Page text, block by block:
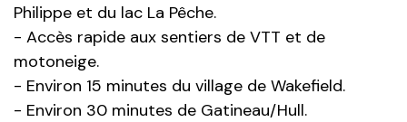
Philippe et du lac La Pêche.
- Accès rapide aux sentiers de VTT et de
motoneige.
- Environ 15 minutes du village de Wakefield.
- Environ 30 minutes de Gatineau/Hull.